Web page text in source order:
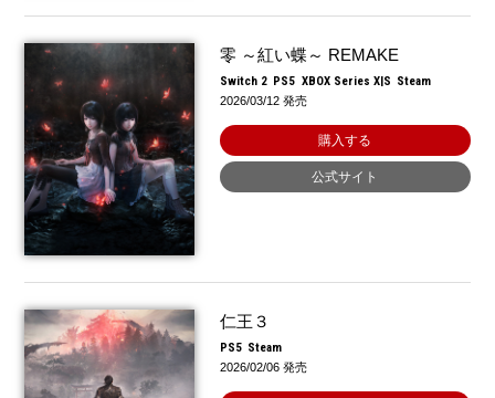
零 ～紅い蝶～ REMAKE
Switch 2 PS5 XBOX Series X|S Steam
2026/03/12 発売
購入する
公式サイト
仁王３
PS5 Steam
2026/02/06 発売